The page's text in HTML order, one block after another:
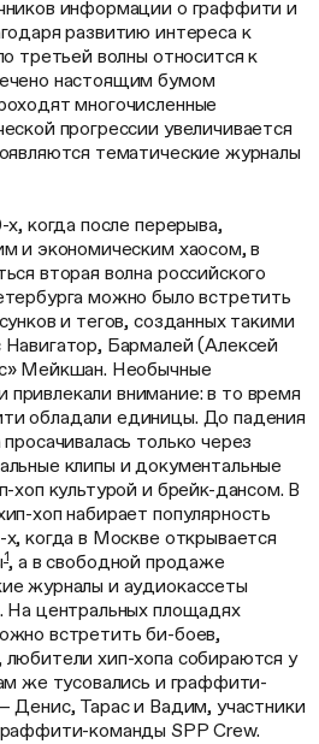
информации о граффити и
развитию интереса к
третьей волны относится к
настоящим бумом
многочисленные
прогрессии увеличивается
тематические журналы
когда после перерыва,
и экономическим хаосом, в
вторая волна российского
можно было встретить
и тегов, созданных такими
Бармалей (Алексей
Мейкшан. Необычные
внимание: в то время
обладали единицы. До падения
только через
клипы и документальные
хоп культурой и брейк-дансом. В
хоп набирает популярность
когда в Москве открывается
1, а в свободной продаже
журналы и аудиокассеты
На центральных площадях
встретить би-боев,
хип-хопа собираются у
же тусовались и граффити-
Денис, Тарас и Вадим, участники
команды SPP Crew.